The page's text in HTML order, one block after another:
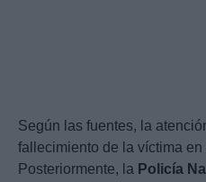
Según las fuentes, la
fallecimiento de la víctima
Posteriormente, la Policía